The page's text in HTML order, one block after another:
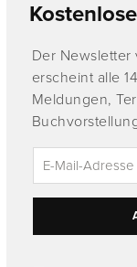
Der Newsletter
erscheint alle
Meldungen,